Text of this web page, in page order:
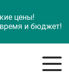
цены!
и бюджет!